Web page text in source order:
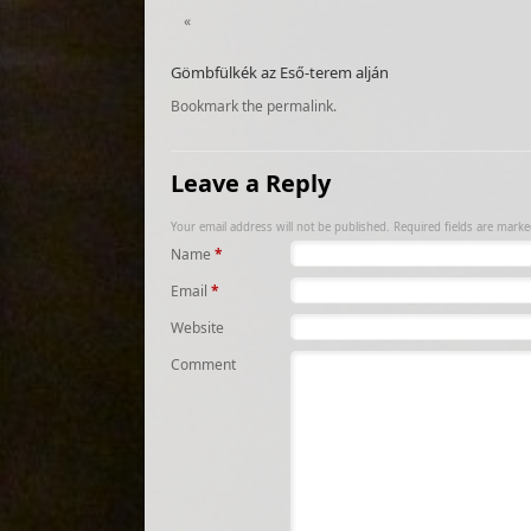
«
Gömbfülkék az Eső-terem alján
Bookmark the permalink.
Leave a Reply
Your email address will not be published. Required fields are
Name *
Email *
Website
Comment